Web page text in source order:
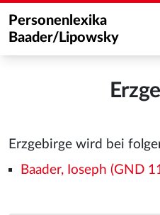
Personenlexika
Baader/Lipowsky
Erzgebirge wird bei
Baader, Ioseph (GND